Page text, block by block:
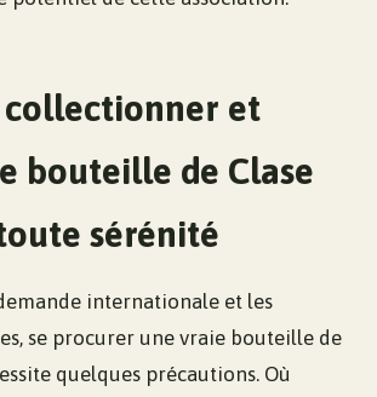
collectionner et
bouteille de Clase
sérénité
internationale et les
se procurer une vraie bouteille de
quelques précautions. Où